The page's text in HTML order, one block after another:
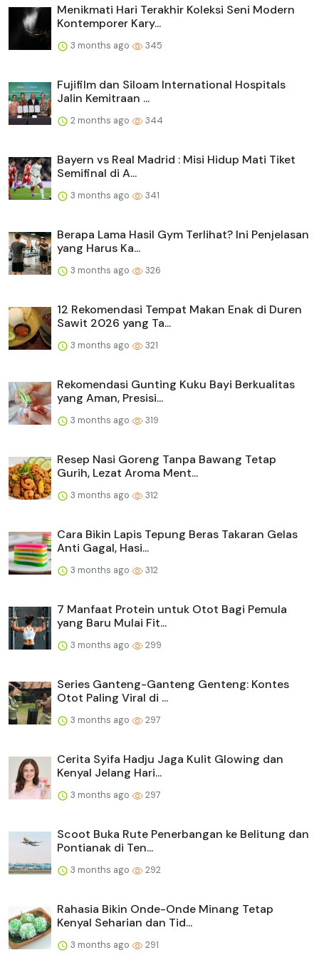
Menikmati Hari Terakhir Koleksi Seni Modern
Kontemporer Kary...
3 months ago 345
Fujifilm dan Siloam International Hospitals
Jalin Kemitraan ...
2 months ago 344
Bayern vs Real Madrid : Misi Hidup Mati Tiket
Semifinal di A...
3 months ago 341
Berapa Lama Hasil Gym Terlihat? Ini Penjelasan
yang Harus Ka...
3 months ago 326
12 Rekomendasi Tempat Makan Enak di Duren
Sawit 2026 yang Ta...
3 months ago 321
Rekomendasi Gunting Kuku Bayi Berkualitas
yang Aman, Presisi...
3 months ago 319
Resep Nasi Goreng Tanpa Bawang Tetap
Gurih, Lezat Aroma Ment...
3 months ago 312
Cara Bikin Lapis Tepung Beras Takaran Gelas
Anti Gagal, Hasi...
3 months ago 312
7 Manfaat Protein untuk Otot Bagi Pemula
yang Baru Mulai Fit...
3 months ago 299
Series Ganteng-Ganteng Genteng: Kontes
Otot Paling Viral di ...
3 months ago 297
Cerita Syifa Hadju Jaga Kulit Glowing dan
Kenyal Jelang Hari...
3 months ago 297
Scoot Buka Rute Penerbangan ke Belitung dan
Pontianak di Ten...
3 months ago 292
Rahasia Bikin Onde-Onde Minang Tetap
Kenyal Seharian dan Tid...
3 months ago 291